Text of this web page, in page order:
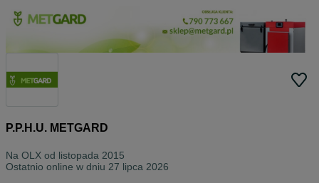
P.P.H.U. METGARD
Na OLX od listopada 2015
Ostatnio online w dniu 27 lipca 2026